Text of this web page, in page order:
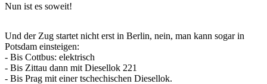
Nun ist es soweit!
Und der Zug startet nicht erst in Berlin, nein, man kann sogar in
Potsdam einsteigen:
- Bis Cottbus: elektrisch
- Bis Zittau dann mit Diesellok 221
- Bis Prag mit einer tschechischen Diesellok.